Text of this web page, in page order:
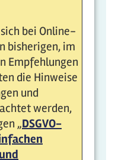
bei Online-
bisherigen, im
Empfehlungen
die Hinweise
und
werden,
„DSGVO-